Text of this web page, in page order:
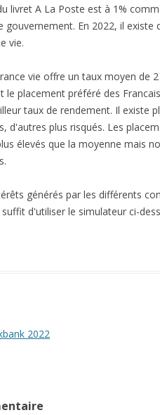
livret A La Poste est à 1%
gouvernement. En 2022, il
vie.
vie offre un taux moyen de
le placement préféré des
taux de rendement. Il existe
d'autres plus risqués. Les
élevés que la moyenne mais
générés par les différents
d'utiliser le simulateur ci-
2022